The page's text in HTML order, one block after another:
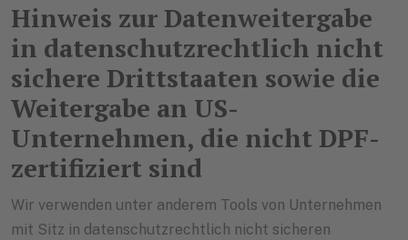
Hinweis zur Datenweitergabe
in datenschutzrechtlich nicht
sichere Drittstaaten sowie die
Weitergabe an US-
Unternehmen, die nicht DPF-
zertifiziert sind
Wir verwenden unter anderem Tools von Unternehmen
mit Sitz in datenschutzrechtlich nicht sicheren